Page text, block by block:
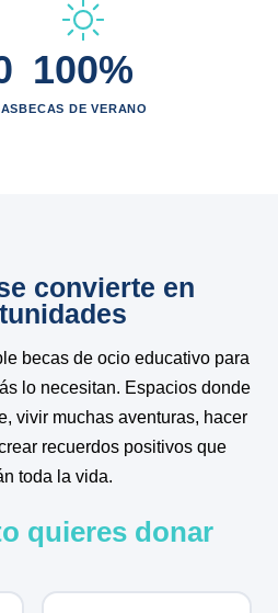
100%
BECAS DE VERANO
convierte en
becas de ocio educativo para
lo necesitan. Espacios donde
vivir muchas aventuras, hacer
recuerdos positivos que
toda la vida.
quieres donar